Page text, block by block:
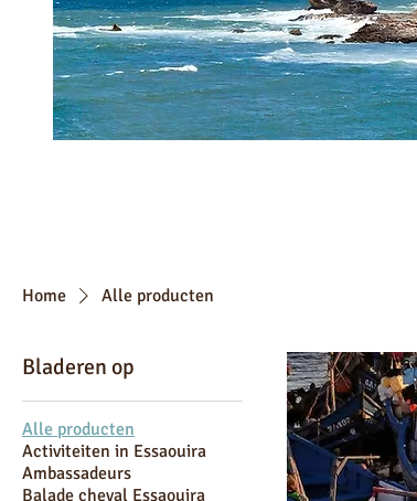
Home Alle producten
Bladeren op
Alle producten
Activiteiten in Essaouira
Ambassadeurs
Balade cheval Essaouira